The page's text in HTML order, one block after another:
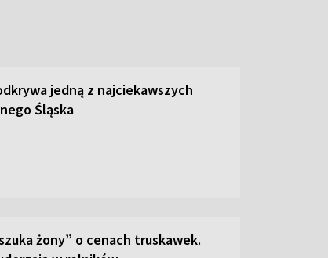
jedną z najciekawszych
Śląska
żony” o cenach truskawek.